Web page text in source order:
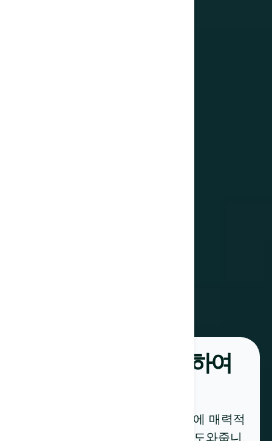
아이디어를 변환하여
저희 AI 작성 도우미는 몇 초 만에 매력적
인 콘텐츠를 작성할 수 있도록 도와줍니